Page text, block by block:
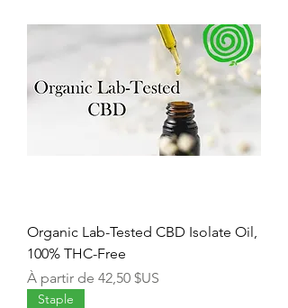
Organic Lab-Tested CBD Isolate Oil,
100% THC-Free
À partir de 42,50 $US
Prix promotionnel
Staple